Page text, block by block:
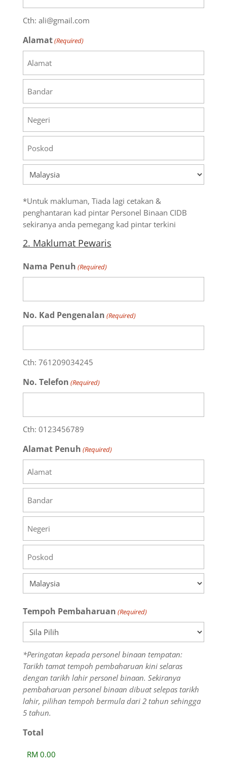
Cth: ali@gmail.com
Alamat(Required)
Alamat
Bandar
Negeri
Poskod
*Untuk makluman, Tiada lagi cetakan &
penghantaran kad pintar Personel Binaan CIDB
sekiranya anda pemegang kad pintar terkini
2. Maklumat Pewaris
Nama Penuh (Required)
No. Kad Pengenalan (Required)
Cth: 761209034245
No. Telefon (Required)
Cth: 0123456789
Alamat Penuh (Required)
Alamat
Bandar
Negeri
Poskod
Tempoh Pembaharuan (Required)
*Peringatan kepada personel binaan tempatan:
Tarikh tamat tempoh pembaharuan kini selaras
dengan tarikh lahir personel binaan. Sekiranya
pembaharuan personel binaan dibuat selepas tarikh
lahir, pilihan tempoh bermula dari 2 tahun sehingga
5 tahun.
Total